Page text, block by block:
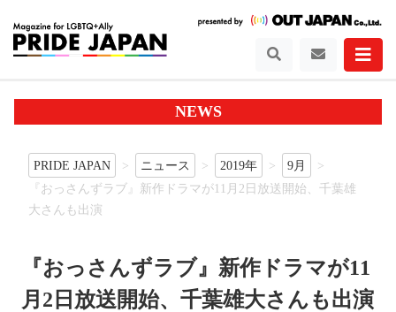
NEWS
PRIDE JAPAN ニュース 2019年
9月
『おっさんずラブ』新作ドラマが11月2日放送開始、千葉雄
大さんも出演
『おっさんずラブ』新作ドラマが11
月2日放送開始、千葉雄大さんも出演